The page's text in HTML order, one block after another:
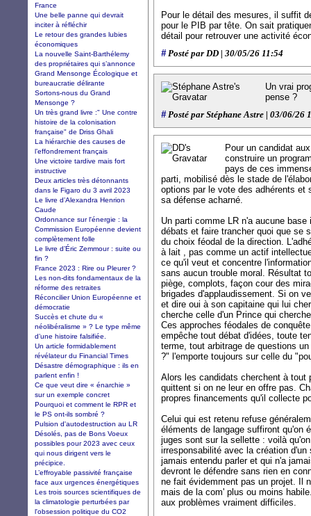
Pour le détail des mesures, il suffit
pour le PIB par tête. On sait
détail pour retrouver une activité
#Posté par DD | 30/05/26 11:54
Un vrai
pense ?
#Posté par Stéphane Astre | 03/06/26
Pour un candidat
construire un
pays de ces
parti, mobilisé dès le stade de
options par le vote des adhérents
sa défense acharné.
Un parti comme LR n'a aucune
débats et faire trancher quoi que se
du choix féodal de la direction.
à lait , pas comme un actif
ce qu'il veut et concentre
sans aucun trouble moral. Résultat
piège, complots, façon cour des
brigades d'applaudissement. Si on
et dire oui à son capitaine qui lui
cherche celle d'un Prince qui
Ces approches féodales de
empêche tout débat d'idées, toute
terme, tout arbitrage de questions
?" l'emporte toujours sur celle du
Alors les candidats cherchent à
quittent si on ne leur en offre pas.
propres financements qu'il collecte
Celui qui est retenu refuse
éléments de langage suffiront qu'on
juges sont sur la sellette : voilà
irresponsabilité avec la création
jamais entendu parler et qui n'a
devront le défendre sans rien en
ne fait évidemment pas un projet. Il
mais de la com' plus ou moins
aux problèmes vraiment difficiles.
France
Une belle panne qui devrait
inciter à réfléchir
Le retour des grandes lubies
économiques
La nouvelle Saint-Barthélemy
des propriétaires qui s’annonce
Grand Mensonge Écologique et
bureaucratie délirante
Sortons-nous du Grand
Mensonge ?
Un très grand livre :" Une contre
histoire de la colonisation
française" de Driss Ghali
La hiérarchie des causes de
l’effondrement français
Une victoire tardive mais fort
instructive
Deux articles très détonnants
dans le Figaro du 3 avril 2023
Le livre d’Alexandra Henrion
Caude
Ordonnance sur l'énergie : la
Commission Européenne devient
complètement folle
Le livre d’Éric Zemmour : suite ou
fin ?
France 2023 : Rire ou Pleurer ?
Les non-dits fondamentaux de la
réforme des retraites
Réconcilier Union Européenne et
démocratie
Succès et chute du «
néolibéralisme » ? Le type même
d’une histoire falsifiée.
Un article formidablement
révélateur du Financial Times
Désastre démographique : ils en
parlent enfin !
Ce que veut dire « énarchie »
sur un exemple concret
Pourquoi et comment le RPR et
le PS ont-ils sombré ?
Pulsion d'autodestruction au LR
Désolés, pas de Bons Voeux
possibles pour 2023 avec ceux
qui nous dirigent vers le
précipice.
L’effroyable passivité française
face aux urgences énergétiques
Les trois sources scientifiques de
la climatologie perturbées par
l'obsession politique du CO2